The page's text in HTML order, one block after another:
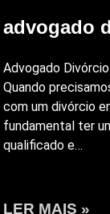
advogado
Advogado
Quando
com um divórcio
fundamental ter
qualificado e…
LER MAIS »